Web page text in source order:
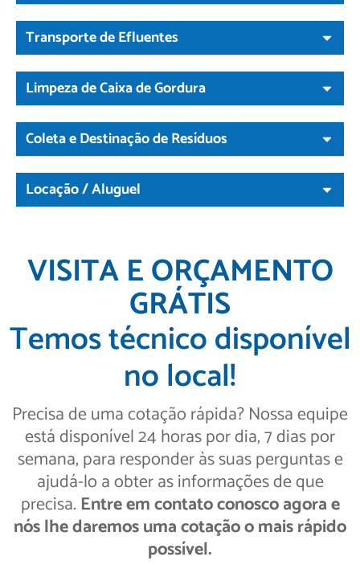
Transporte de Efluentes
Limpeza de Caixa de Gordura
Coleta e Destinação de Resíduos
Locação / Aluguel
VISITA E ORÇAMENTO
GRÁTIS
Temos técnico disponível
no local!
Precisa de uma cotação rápida? Nossa equipe
está disponível 24 horas por dia, 7 dias por
semana, para responder às suas perguntas e
ajudá-lo a obter as informações de que
precisa. Entre em contato conosco agora e
nós lhe daremos uma cotação o mais rápido
possível.